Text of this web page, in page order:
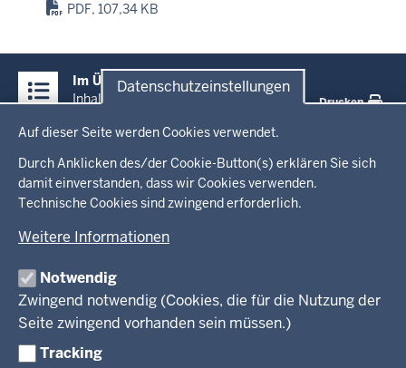
Datenschutzeinstellungen
Auf dieser Seite werden Cookies verwendet.
Durch Anklicken des/der Cookie-Button(s) erklären Sie sich
damit einverstanden, dass wir Cookies verwenden.
Technische Cookies sind zwingend erforderlich.
Weitere Informationen
Notwendig
Zwingend notwendig (Cookies, die für die Nutzung der
Seite zwingend vorhanden sein müssen.)
Tracking
PDF, 107,34 KB
Inhalte
Im Überblick
Inhalt
Drucken
Menü
in
der
Fußzeile
Startseite
Ministerium
Leitung des Hauses
Organisation
Arbeitgeber Ministerium
Rechtsgrundlagen
Kultur
Wissenschaft, Forschung, Lehre und Studium
Presse
Service